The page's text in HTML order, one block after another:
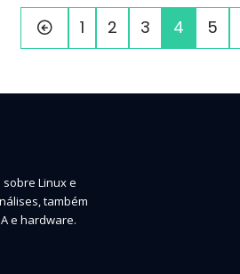
1 2 3 4 5
Linux e
também
e hardware.